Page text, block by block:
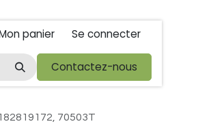
panier Se connecter
Droit de rétractations
Contactez-nous
70503T